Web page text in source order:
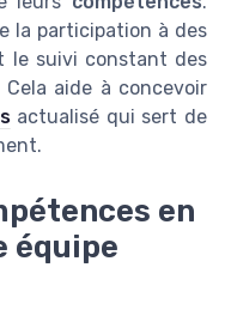
la participation à des
le suivi constant des
aide à concevoir
actualisé qui sert de
en
équipe